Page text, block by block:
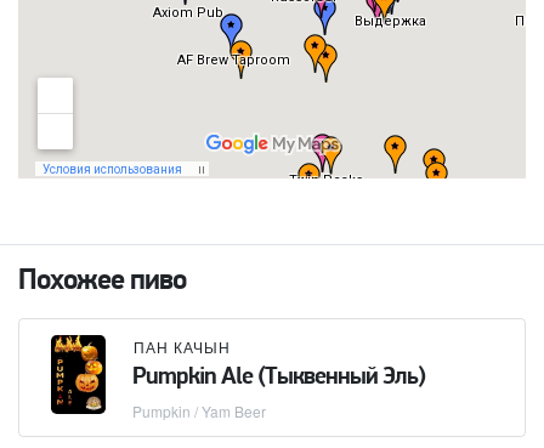
Похожее пиво
ПАН КАЧЫН
Pumpkin Ale (Тыквенный Эль)
Pumpkin / Yam Beer